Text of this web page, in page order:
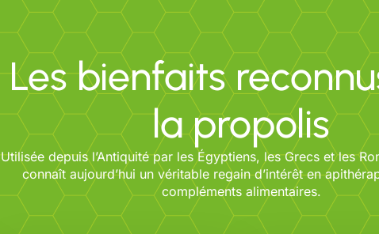
Les bienfaits
la propolis
Utilisée depuis l’Antiquité par les Égyptiens, les Grecs et les
connaît aujourd’hui un véritable regain d’intérêt en
compléments alimentaires.